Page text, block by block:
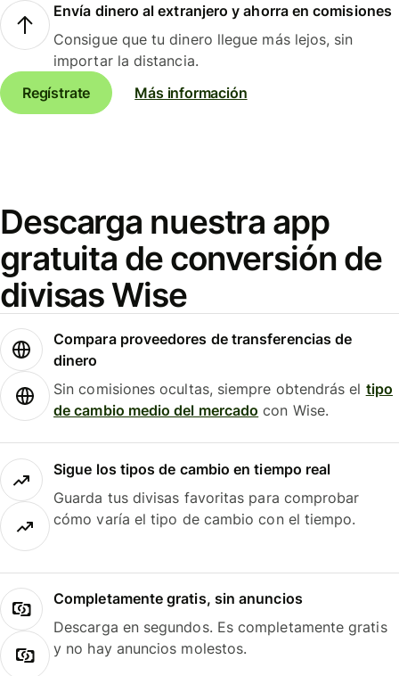
Envía dinero al extranjero y ahorra en comisiones
Consigue que tu dinero llegue más lejos, sin
importar la distancia.
Regístrate
Más información
Descarga nuestra app
gratuita de conversión de
divisas Wise
Compara proveedores de transferencias de
dinero
Sin comisiones ocultas, siempre obtendrás el tipo
de cambio medio del mercado con Wise.
Sigue los tipos de cambio en tiempo real
Guarda tus divisas favoritas para comprobar
cómo varía el tipo de cambio con el tiempo.
Completamente gratis, sin anuncios
Descarga en segundos. Es completamente gratis
y no hay anuncios molestos.